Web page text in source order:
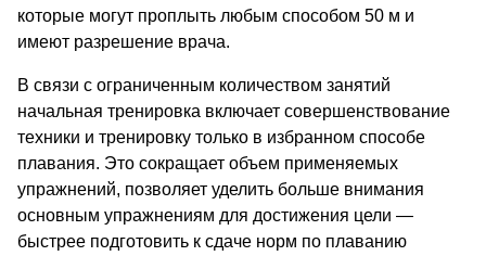
которые могут проплыть любым способом 50 м и
имеют разрешение врача.
В связи с ограниченным количеством занятий
начальная тренировка включает совершенствование
техники и тренировку только в избранном способе
плавания. Это сокращает объем применяемых
упражнений, позволяет уделить больше внимания
основным упражнениям для достижения цели —
быстрее подготовить к сдаче норм по плаванию